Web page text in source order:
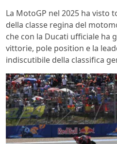
La MotoGP nel 2025 ha visto
della classe regina del
che con la Ducati ufficiale ha
vittorie, pole position e la
indiscutibile della classifica